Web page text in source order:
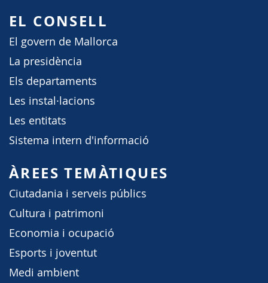
EL CONSELL
El govern de Mallorca
La presidència
Els departaments
Les instal·lacions
Les entitats
Sistema intern d'informació
ÀREES TEMÀTIQUES
Ciutadania i serveis públics
Cultura i patrimoni
Economia i ocupació
Esports i joventut
Medi ambient